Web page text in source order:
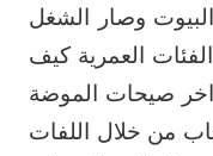
وصار الشغل
العمرية كيف
اخر صيحات الموضة
من خلال اللفات